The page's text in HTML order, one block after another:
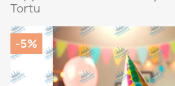
Tortu
-5%